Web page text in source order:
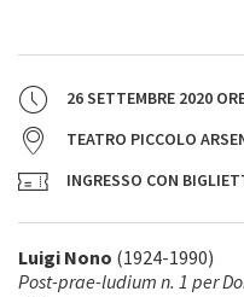
26 SETTEMBRE 2020
TEATRO PICCOLO
INGRESSO CON
Luigi Nono (1924-1990)
Post-prae-ludium n. 1 per